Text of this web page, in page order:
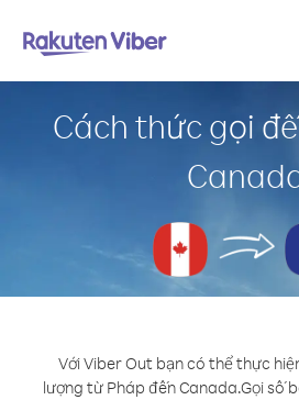
Cách thức gọi
Với Viber Out bạn có thể thực
lượng từ Pháp đến Canada.Gọi số